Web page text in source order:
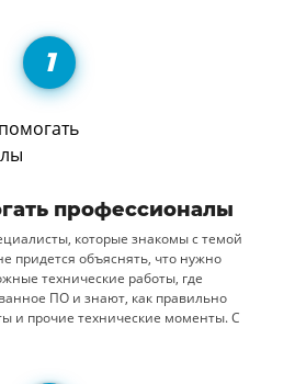
профессионалы
которые знакомы с темой
придется объяснять, что нужно
технические работы, где
ПО и знают, как правильно
и прочие технические моменты. С